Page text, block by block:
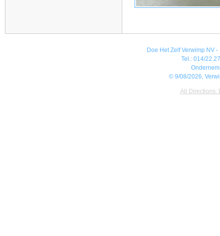
Doe Het Zelf Verwimp NV
Tel.: 014/
© 9/08/2026,
All Directions: